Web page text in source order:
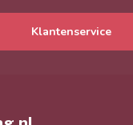
Klantenservice